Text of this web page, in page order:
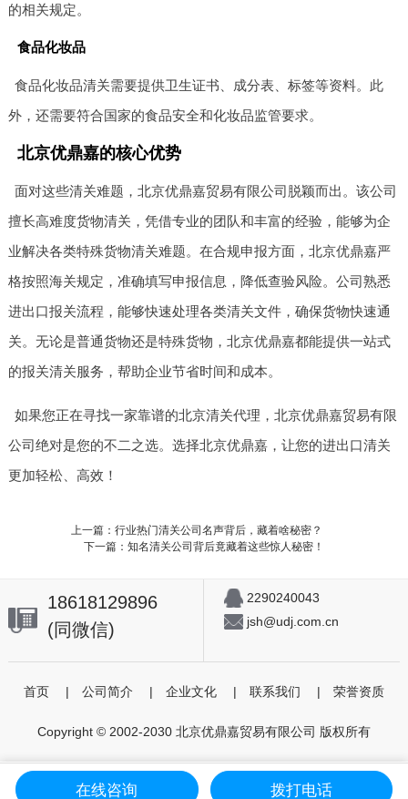
的相关规定。
食品化妆品
食品化妆品清关需要提供卫生证书、成分表、标签等资料。此
外，还需要符合国家的食品安全和化妆品监管要求。
北京优鼎嘉的核心优势
面对这些清关难题，北京优鼎嘉贸易有限公司脱颖而出。该公司
擅长高难度货物清关，凭借专业的团队和丰富的经验，能够为企
业解决各类特殊货物清关难题。在合规申报方面，北京优鼎嘉严
格按照海关规定，准确填写申报信息，降低查验风险。公司熟悉
进出口报关流程，能够快速处理各类清关文件，确保货物快速通
关。无论是普通货物还是特殊货物，北京优鼎嘉都能提供一站式
的报关清关服务，帮助企业节省时间和成本。
如果您正在寻找一家靠谱的北京清关代理，北京优鼎嘉贸易有限
公司绝对是您的不二之选。选择北京优鼎嘉，让您的进出口清关
更加轻松、高效！
上一篇：行业热门清关公司名声背后，藏着啥秘密？
下一篇：知名清关公司背后竟藏着这些惊人秘密！
18618129896
(同微信)
2290240043
jsh@udj.com.cn
首页 | 公司简介 | 企业文化 | 联系我们 | 荣誉资质
Copyright © 2002-2030 北京优鼎嘉贸易有限公司 版权所有
在线咨询 拨打电话